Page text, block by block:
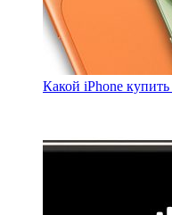
Какой iPhone